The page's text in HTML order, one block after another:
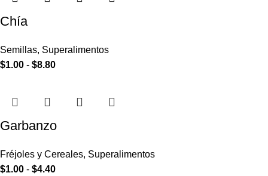
Chía
Semillas, Superalimentos
$1.00 - $8.80
Garbanzo
Fréjoles y Cereales, Superalimentos
$1.00 - $4.40